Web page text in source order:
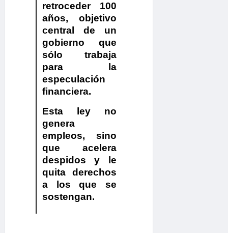
retroceder 100
años, objetivo
central de un
gobierno que
sólo trabaja
para la
especulación
financiera.
Esta ley no
genera
empleos, sino
que acelera
despidos y le
quita derechos
a los que se
sostengan.